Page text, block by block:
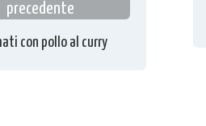
precedente
con pollo al curry